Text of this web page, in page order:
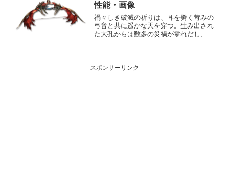
性能・画像
禍々しき破滅の祈りは、耳を劈く苛みの
弓音と共に遥かな天を穿つ。生み出され
た大孔からは数多の災禍が零れだし、空
闇属性4.5倍ダメージ〔...
スポンサーリンク